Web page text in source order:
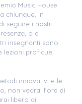
Music House
chiunque, in
seguire i nostri
o a
insegnanti sono
proficue,
innovativi e le
non vedrai l'ora di
libero di